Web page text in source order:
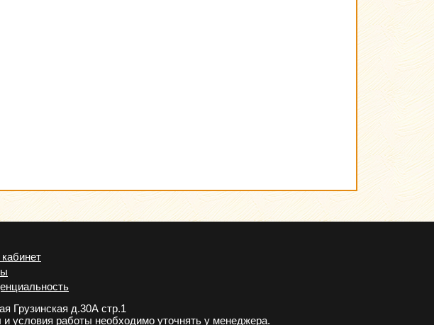
д.30А стр.1
условия работы необходимо уточнять у менеджера.